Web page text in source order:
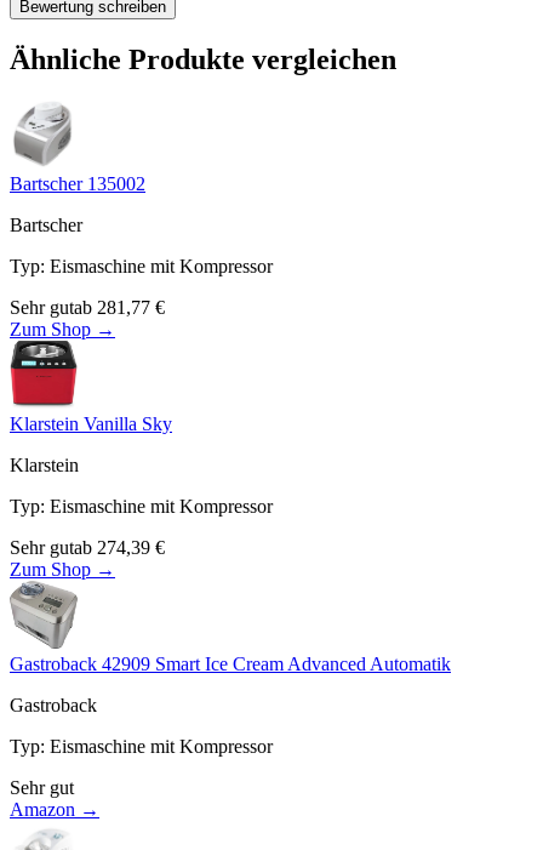
Bewertung schreiben
Ähnliche Produkte vergleichen
Bartscher 135002
Bartscher
Typ: Eismaschine mit Kompressor
Sehr gutab 281,77 €
Zum Shop →
Klarstein Vanilla Sky
Klarstein
Typ: Eismaschine mit Kompressor
Sehr gutab 274,39 €
Zum Shop →
Gastroback 42909 Smart Ice Cream Advanced Automatik
Gastroback
Typ: Eismaschine mit Kompressor
Sehr gut
Amazon →